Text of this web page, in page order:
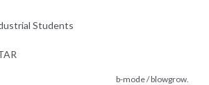
Students
b-mode / blowgrow.